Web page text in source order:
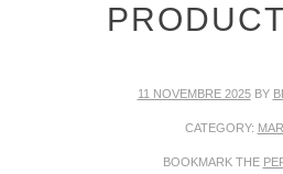
11 NOVEMBRE 2025BY
CATEGORY:
BOOKMARK THE